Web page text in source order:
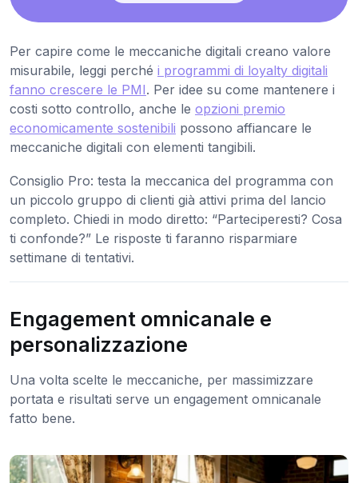
Per capire come le meccaniche digitali creano valore
misurabile, leggi perché i programmi di loyalty digitali
fanno crescere le PMI. Per idee su come mantenere i
costi sotto controllo, anche le opzioni premio
economicamente sostenibili possono affiancare le
meccaniche digitali con elementi tangibili.
Consiglio Pro: testa la meccanica del programma con
un piccolo gruppo di clienti già attivi prima del lancio
completo. Chiedi in modo diretto: “Parteciperesti? Cosa
ti confonde?” Le risposte ti faranno risparmiare
settimane di tentativi.
Engagement omnicanale e
personalizzazione
Una volta scelte le meccaniche, per massimizzare
portata e risultati serve un engagement omnicanale
fatto bene.